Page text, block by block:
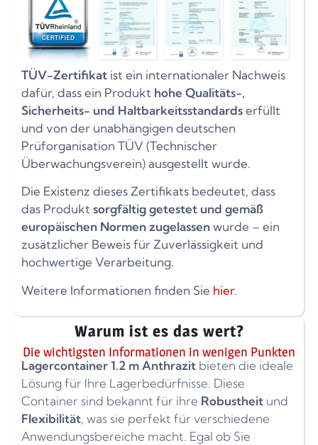
TÜV-Zertifikat ist ein internationaler Nachweis
dafür, dass ein Produkt hohe Qualitäts-,
Sicherheits- und Haltbarkeitsstandardserfüllt
und von der unabhängigen deutschen
Prüforganisation TÜV (Technischer
Überwachungsverein) ausgestellt wurde.
Die Existenz dieses Zertifikats bedeutet, dass
das Produkt sorgfältig getestet und gemäß
europäischen Normen zugelassenwurde – ein
zusätzlicher Beweis für Zuverlässigkeit und
hochwertige Verarbeitung.
Weitere Informationen finden Sie hier.
Warum ist es das wert?
Die wichtigsten Informationen in wenigen Punkten
Lagercontainer 1.2 m Anthrazit bieten die ideale
Lösung für Ihre Lagerbedürfnisse. Diese
Container sind bekannt für ihre Robustheit und
Flexibilität, was sie perfekt für verschiedene
Anwendungsbereiche macht. Egal ob Sie